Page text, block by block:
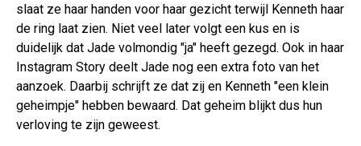
slaat ze haar handen voor haar gezicht terwijl Kenneth haar
de ring laat zien. Niet veel later volgt een kus en is
duidelijk dat Jade volmondig "ja" heeft gezegd. Ook in haar
Instagram Story deelt Jade nog een extra foto van het
aanzoek. Daarbij schrijft ze dat zij en Kenneth "een klein
geheimpje" hebben bewaard. Dat geheim blijkt dus hun
verloving te zijn geweest.